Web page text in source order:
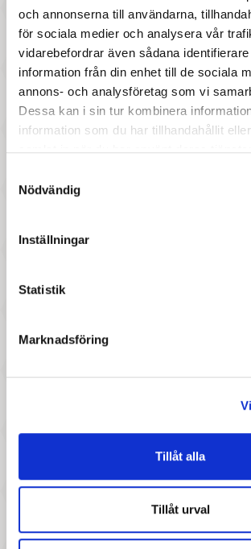
och annonserna till användarna,
för sociala medier och analysera vår
vidarebefordrar även sådana
information från din enhet till de sociala
annons- och analysföretag som vi
Dessa kan i sin tur kombinera
information som du har tillhandahållit
Nödvändig
Inställningar
Statistik
Marknadsföring
Tillåt alla
Tillåt urval
Pris
497 :-
Rubens Kids - Cicci
Miniland -
Llorens spansk docka -
Pris
827 :-
Casandra
Llorens